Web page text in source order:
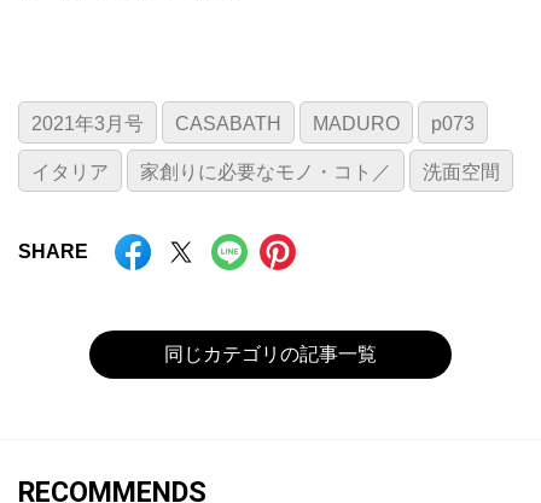
2021年3月号 CASABATH MADURO p073
イタリア 家創りに必要なモノ・コト／ 洗面空間
SHARE
同じカテゴリの記事一覧
RECOMMENDS